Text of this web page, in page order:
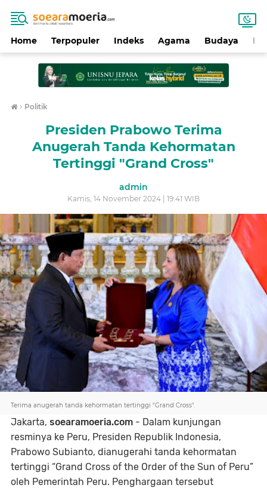
Home Terpopuler Indeks Agama Budaya
› Politik
Presiden Prabowo Terima
Anugerah Tanda Kehormatan
Tertinggi "Grand Cross"
admin
Kamis, 14 November 2024 | 19:41 WIB
Terima anugerah tanda kehormatan tertinggi "Grand Cross".
Jakarta, soearamoeria.com - Dalam kunjungan
resminya ke Peru, Presiden Republik Indonesia,
Prabowo Subianto, dianugerahi tanda kehormatan
tertinggi “Grand Cross of the Order of the Sun of Peru”
oleh Pemerintah Peru. Penghargaan tersebut